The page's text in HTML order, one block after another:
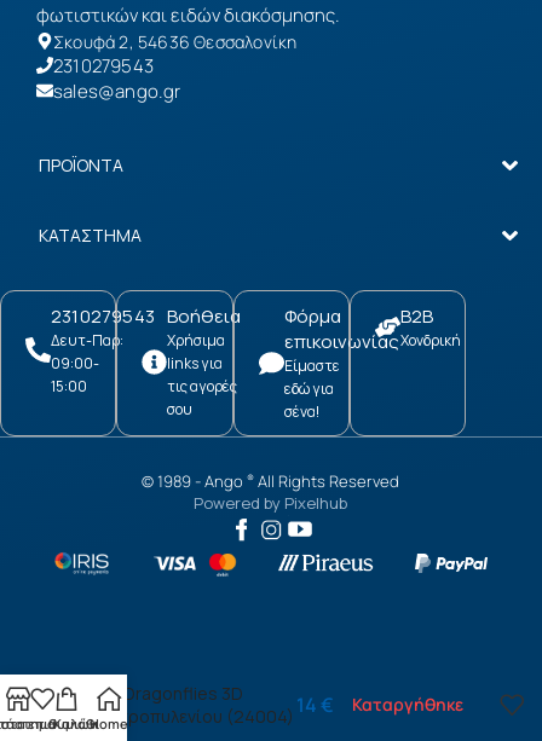
φωτιστικών και ειδών διακόσμησης.
Σκουφά 2, 54636 Θεσσαλονίκη
2310279543
sales@ango.gr
ΠΡΟΪΟΝΤΑ
ΚΑΤΑΣΤΗΜΑ
2310279543
Δευτ-Παρ:
09:00-
15:00
Βοήθεια
Χρήσιμα
links για
τις αγορές
σου
Φόρμα
επικοινωνίας
Είμαστε
εδώ για
σένα!
B2B
Χονδρική
© 1989 -Ango® All Rights Reserved
Powered by Pixelhub
επιθυμιών
ΚαλάθιHome
Black Dragonflies 3D
πολυπροπυλενίου (24004) 14€ Καταργήθηκε